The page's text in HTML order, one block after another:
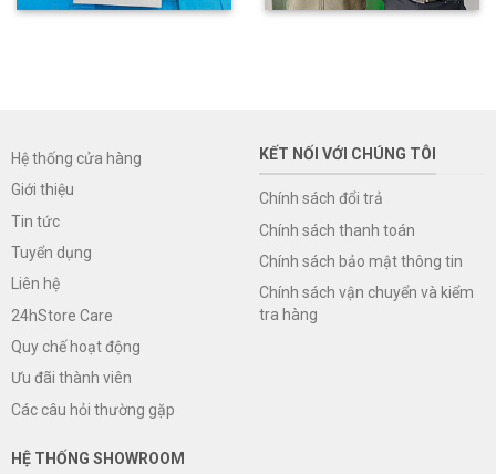
Hệ thống cửa hàng
Giới thiệu
Tin tức
Tuyển dụng
Liên hệ
24hStore Care
Quy chế hoạt động
Ưu đãi thành viên
Các câu hỏi thường gặp
KẾT NỐI VỚI CHÚNG TÔI
Chính sách đổi trả
Chính sách thanh toán
Chính sách bảo mật thông tin
Chính sách vận chuyển và kiểm
tra hàng
HỆ THỐNG SHOWROOM